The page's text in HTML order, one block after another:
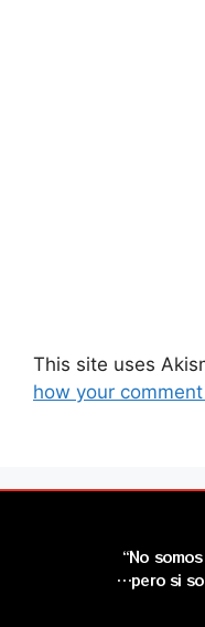
This site uses
how your
“No
…pero si